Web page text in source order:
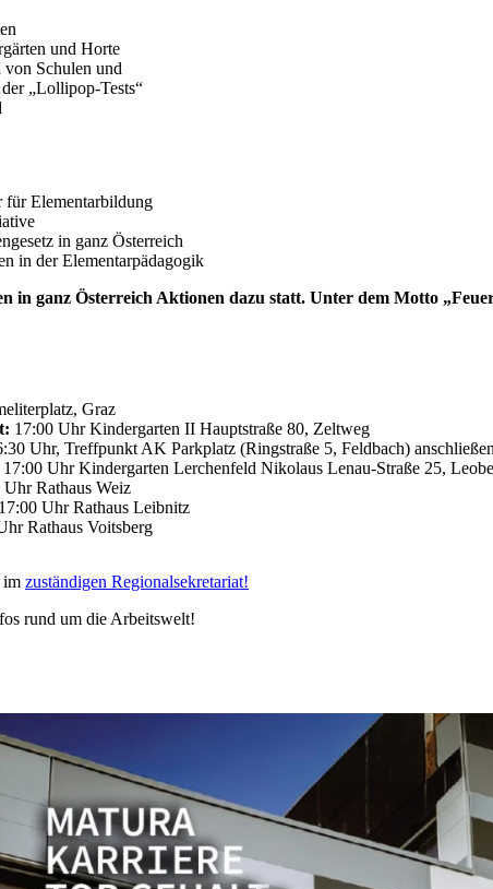
und Horte
von Schulen und
„Lollipop-Tests“
für Elementarbildung
in ganz Österreich
in der Elementarpädagogik
in ganz Österreich Aktionen dazu statt. Unter dem Motto
Graz
17:00 Uhr Kindergarten II Hauptstraße 80, Zeltweg
Uhr, Treffpunkt AK Parkplatz (Ringstraße 5, Feldbach)
17:00 Uhr Kindergarten Lerchenfeld Nikolaus Lenau-Straße 25,
Uhr Rathaus Weiz
17:00 Uhr Rathaus Leibnitz
Rathaus Voitsberg
im zuständigen Regionalsekretariat!
rund um die Arbeitswelt!